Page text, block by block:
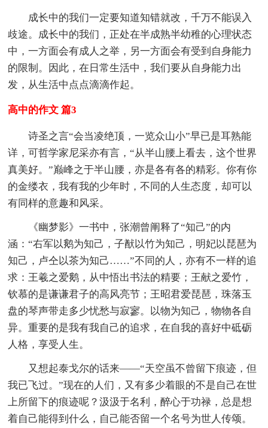
成长中的我们一定要知道知错就改，千万不能误入
歧途。成长中的我们，正处在半成熟半幼稚的心理状态
中，一方面会有成人之举，另一方面会有受到自身能力
的限制。因此，在日常生活中，我们要从自身能力出
发，从生活中点点滴滴作起。
高中的作文 篇3
诗圣之言“会当凌绝顶，一览众山小”早已是耳熟能
详，可哲学家尼采亦有言，“从半山腰上看去，这个世界
真美好。”巅峰之于半山腰，亦是各有各的精彩。你有你
的金缕衣，我有我的少年时，不同的人生态度，却可以
有同样的意趣和风采。
《幽梦影》一书中，张潮曾阐释了“知己”的内
涵：“右军以鹅为知己，子猷以竹为知己，明妃以琵琶为
知己，卢仝以茶为知己……”不同的人，亦有不一样的追
求：王羲之爱鹅，从中悟出书法的精要；王献之爱竹，
钦慕的是谦谦君子的高风亮节；王昭君爱琵琶，珠落玉
盘的琴声带走多少忧愁与寂寥。以物为知己，物物各自
异。重要的是我有我自己的追求，在自我的喜好中砥砺
人格，享受人生。
又想起泰戈尔的话来——“天空虽不曾留下痕迹，但
我已飞过。”现在的人们，又有多少着眼的不是自己在世
上所留下的痕迹呢？汲汲于名利，醉心于功禄，总是想
着自己能得到什么，自己能否留一个名号为世人传颂。